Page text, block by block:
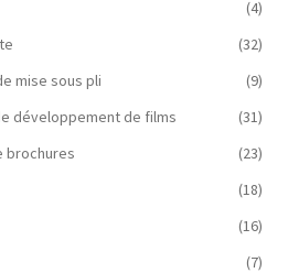
(4)
(32)
mise sous pli
(9)
développement de films
(31)
brochures
(23)
(18)
(16)
(7)